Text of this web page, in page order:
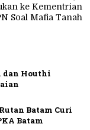
ke Kementrian
Soal Mafia Tanah
dan Houthi
Batam Curi
Batam